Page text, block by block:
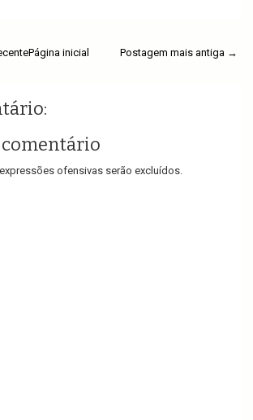
Postagem mais antiga →
Página inicial
ofensivas serão excluídos.